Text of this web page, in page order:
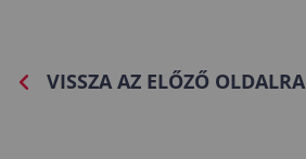
VISSZA AZ ELŐZŐ OLDALRA